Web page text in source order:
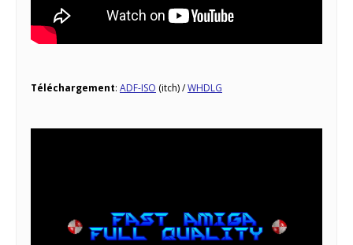
Téléchargement: ADF-ISO (itch) /WHDLG